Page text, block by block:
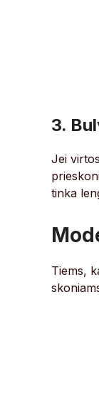
3.
Jei
tinka
Tiems,